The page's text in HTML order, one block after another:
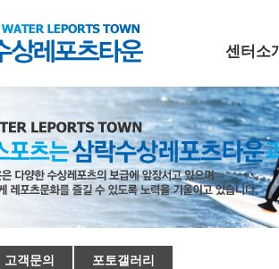
센터소
고객문의 포토갤러리